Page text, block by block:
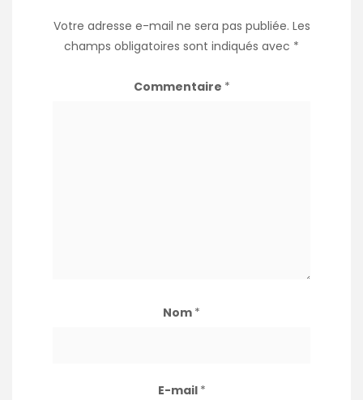
Votre adresse e-mail ne sera pas publiée. Les
champs obligatoires sont indiqués avec *
Commentaire *
Nom *
E-mail *